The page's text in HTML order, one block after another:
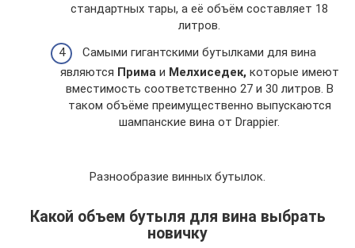
стандартных тары, а её объём составляет 18
литров.
Самыми гигантскими бутылками для вина
являются Прима и Мелхиседек, которые имеют
вместимость соответственно 27 и 30 литров. В
таком объёме преимущественно выпускаются
шампанские вина от Drappier.
Разнообразие винных бутылок.
Какой объем бутыля для вина выбрать
новичку